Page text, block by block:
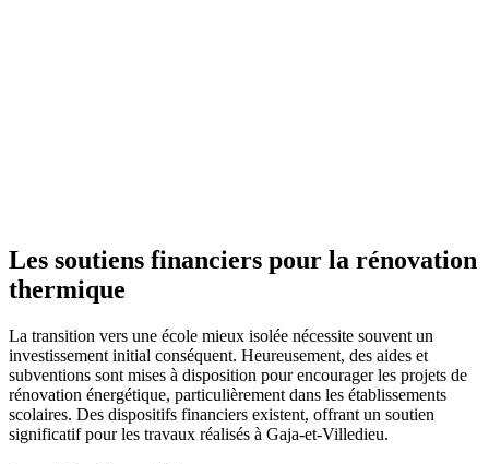
Les soutiens financiers pour la rénovation
thermique
La transition vers une école mieux isolée nécessite souvent un
investissement initial conséquent. Heureusement, des aides et
subventions sont mises à disposition pour encourager les projets de
rénovation énergétique, particulièrement dans les établissements
scolaires. Des dispositifs financiers existent, offrant un soutien
significatif pour les travaux réalisés à Gaja-et-Villedieu.